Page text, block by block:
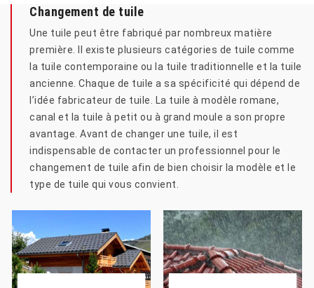
Changement de tuile
Une tuile peut être fabriqué par nombreux matière
première. Il existe plusieurs catégories de tuile comme
la tuile contemporaine ou la tuile traditionnelle et la tuile
ancienne. Chaque de tuile a sa spécificité qui dépend de
l’idée fabricateur de tuile. La tuile à modèle romane,
canal et la tuile à petit ou à grand moule a son propre
avantage. Avant de changer une tuile, il est
indispensable de contacter un professionnel pour le
changement de tuile afin de bien choisir la modèle et le
type de tuile qui vous convient.